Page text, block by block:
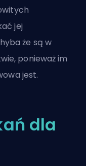
jej
że są w
ponieważ im
jest.
dla